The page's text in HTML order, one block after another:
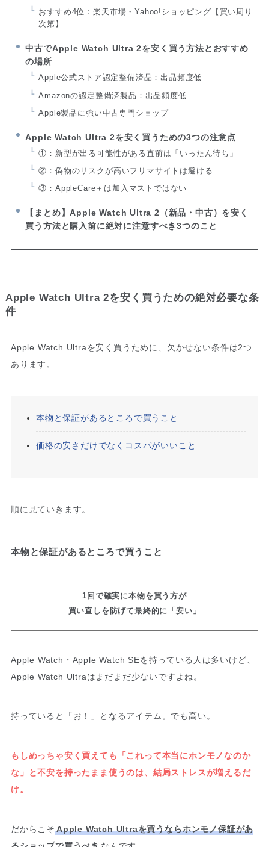
おすすめ4位：楽天市場・Yahoo!ショッピング【買い周り
次第】
中古でApple Watch Ultra 2を安く買う方法とおすすめ
の場所
Apple公式ストア認定整備済品：出品頻度低
Amazonの認定整備済製品：出品頻度低
Apple製品に強い中古専門ショップ
Apple Watch Ultra 2を安く買うための3つの注意点
①：新型が出る可能性がある直前は「いったん待ち」
②：偽物のリスクが高いフリマサイトは避ける
③：AppleCare＋は加入マストではない
【まとめ】Apple Watch Ultra 2（新品・中古）を安く
買う方法と購入前に絶対に注意すべき3つのこと
Apple Watch Ultra 2を安く買うための絶対必要な条
件
Apple Watch Ultraを安く買うために、欠かせない条件は2つ
あります。
本物と保証があるところで買うこと
価格の安さだけでなくコスパがいいこと
順に見ていきます。
本物と保証があるところで買うこと
1回で確実に本物を買う方が
買い直しを防げて最終的に「安い」
Apple Watch・Apple Watch SEを持っている人は多いけど、
Apple Watch Ultraはまだまだ少ないですよね。
持っていると「お！」となるアイテム。でも高い。
もしめっちゃ安く買えても「これって本当にホンモノなのか
な」と不安を持ったまま使うのは、結局ストレスが増えるだ
け。
だからこそ Apple Watch Ultraを買うならホンモノ保証があ